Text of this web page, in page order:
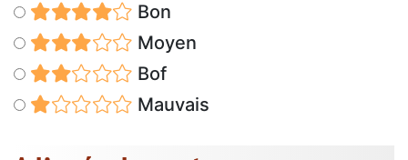
Bon
Moyen
Bof
Mauvais